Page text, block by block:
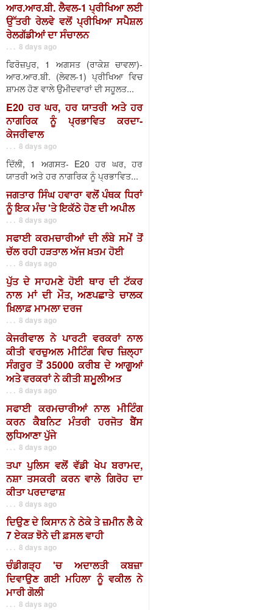
ਆਰ.ਆਰ.ਬੀ. ਲੈਵਲ-1 ਪ੍ਰੀਖਿਆ ਲਈ
ਉੱਤਰੀ ਰੇਲਵੇ ਵਲੋਂ ਪ੍ਰੀਖਿਆ ਸਪੈਸ਼ਲ
ਰੇਲਗੱਡੀਆਂ ਦਾ ਸੰਚਾਲਨ
. . . 8 days ago
ਫਿਰੋਜ਼ਪੁਰ, 1 ਅਗਸਤ (ਰਾਕੇਸ਼ ਚਾਵਲਾ)-
ਆਰ.ਆਰ.ਬੀ. (ਲੇਵਲ-1) ਪ੍ਰੀਖਿਆ ਵਿਚ
ਸ਼ਾਮਲ ਹੋਣ ਵਾਲੇ ਉਮੀਦਵਾਰਾਂ ਦੀ ਸਹੂਲਤ...
E20 ਹਰ ਘਰ, ਹਰ ਯਾਤਰੀ ਅਤੇ ਹਰ
ਨਾਗਰਿਕ ਨੂੰ ਪ੍ਰਭਾਵਿਤ ਕਰਦਾ-
ਕੇਜਰੀਵਾਲ
. . . 8 days ago
ਦਿੱਲੀ, 1 ਅਗਸਤ- E20 ਹਰ ਘਰ, ਹਰ
ਯਾਤਰੀ ਅਤੇ ਹਰ ਨਾਗਰਿਕ ਨੂੰ ਪ੍ਰਭਾਵਿਤ...
ਜਗਤਾਰ ਸਿੰਘ ਹਵਾਰਾ ਵਲੋਂ ਪੰਥਕ ਧਿਰਾਂ
ਨੂੰ ਇਕ ਮੰਚ 'ਤੇ ਇਕੱਠੇ ਹੋਣ ਦੀ ਅਪੀਲ
. . . 8 days ago
ਸਫਾਈ ਕਰਮਚਾਰੀਆਂ ਦੀ ਲੰਬੇ ਸਮੇਂ ਤੋਂ
ਚੱਲ ਰਹੀ ਹੜਤਾਲ ਅੱਜ ਖ਼ਤਮ ਹੋਈ
. . . 8 days ago
ਪੁੱਤ ਦੇ ਸਾਹਮਣੇ ਹੋਈ ਥਾਰ ਦੀ ਟੱਕਰ
ਨਾਲ ਮਾਂ ਦੀ ਮੌਤ, ਅਣਪਛਾਤੇ ਚਾਲਕ
ਖ਼ਿਲਾਫ਼ ਮਾਮਲਾ ਦਰਜ
. . . 8 days ago
ਕੇਜਰੀਵਾਲ ਨੇ ਪਾਰਟੀ ਵਰਕਰਾਂ ਨਾਲ
ਕੀਤੀ ਵਰਚੁਅਲ ਮੀਟਿੰਗ ਵਿਚ ਜ਼ਿਲ੍ਹਾ
ਸੰਗਰੂਰ ਤੋਂ 35000 ਕਰੀਬ ਦੇ ਆਗੂਆਂ
ਅਤੇ ਵਰਕਰਾਂ ਨੇ ਕੀਤੀ ਸ਼ਮੂਲੀਅਤ
. . . 8 days ago
ਸਫਾਈ ਕਰਮਚਾਰੀਆਂ ਨਾਲ ਮੀਟਿੰਗ
ਕਰਨ ਕੈਬਨਿਟ ਮੰਤਰੀ ਹਰਜੋਤ ਬੈਂਸ
ਲੁਧਿਆਣਾ ਪੁੱਜੇ
. . . 8 days ago
ਤਪਾ ਪੁਲਿਸ ਵਲੋਂ ਵੱਡੀ ਖੇਪ ਬਰਾਮਦ,
ਨਸ਼ਾ ਤਸਕਰੀ ਕਰਨ ਵਾਲੇ ਗਿਰੋਹ ਦਾ
ਕੀਤਾ ਪਰਦਾਫਾਸ਼
. . . 8 days ago
ਦਿਉਣ ਦੇ ਕਿਸਾਨ ਨੇ ਠੇਕੇ ਤੇ ਜ਼ਮੀਨ ਲੈ ਕੇ
7 ਏਕੜ ਝੋਨੇ ਦੀ ਫ਼ਸਲ ਵਾਹੀ
. . . 8 days ago
ਚੰਡੀਗੜ੍ਹ 'ਚ ਅਦਾਲਤੀ ਕਬਜ਼ਾ
ਦਿਵਾਉਣ ਗਈ ਮਹਿਲਾ ਨੂੰ ਵਕੀਲ ਨੇ
ਮਾਰੀ ਗੋਲੀ
. . . 8 days ago